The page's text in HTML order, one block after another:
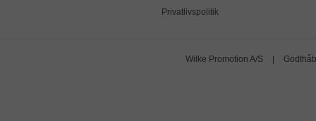
Privatlivspolitik
Wilke Promotion A/S